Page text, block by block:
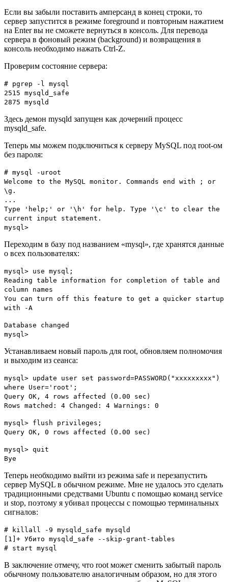
Если вы забыли поставить амперсанд в конец строки, то
сервер запустится в режиме foreground и повторным нажатием
на Enter вы не сможете вернуться в консоль. Для перевода
сервера в фоновый режим (background) и возвращения в
консоль необходимо нажать Ctrl-Z.
Проверим состояние сервера:
# pgrep -l mysql
2515 mysqld_safe
2875 mysqld
Здесь демон mysqld запущен как дочерний процесс
mysqld_safe.
Теперь мы можем подключиться к серверу MySQL под root-ом
без пароля:
# mysql -uroot
Welcome to the MySQL monitor. Commands end with ; or
\g.
...
Type 'help;' or '\h' for help. Type '\c' to clear the
current input statement.
mysql>
Переходим в базу под названием «mysql», где хранятся данные
о всех пользователях:
mysql> use mysql;
Reading table information for completion of table and
column names
You can turn off this feature to get a quicker startup
with -A
Database changed
mysql>
Устанавливаем новый пароль для root, обновляем полномочия
и выходим из сеанса:
mysql> update user set password=PASSWORD("xxxxxxxxx")
where User='root';
Query OK, 4 rows affected (0.00 sec)
Rows matched: 4 Changed: 4 Warnings: 0
mysql> flush privileges;
Query OK, 0 rows affected (0.00 sec)
mysql> quit
Bye
Теперь необходимо выйти из режима safe и перезапустить
сервер MySQL в обычном режиме. Мне не удалось это сделать
традиционными средствами Ubuntu с помощью команд service
и stop, поэтому я убивал процессы с помощью терминальных
сигналов:
# killall -9 mysqld_safe mysqld
[1]+ Убито mysqld_safe --skip-grant-tables
# start mysql
В заключение отмечу, что root может сменить забытый пароль
обычному пользователю аналогичным образом, но для этого